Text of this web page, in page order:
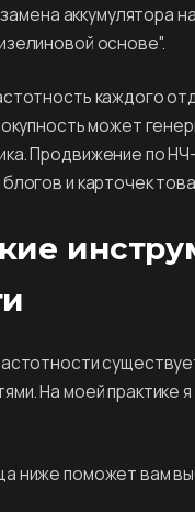
аккумулятора
основе".
каждого
может
Продвижение по
и карточек
На моей практике
ниже поможет вам